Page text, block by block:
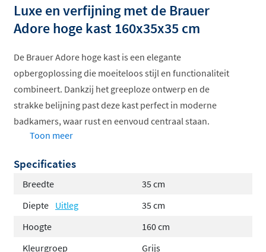
Luxe en verfijning met de Brauer
Adore hoge kast 160x35x35 cm
De Brauer Adore hoge kast is een elegante
opbergoplossing die moeiteloos stijl en functionaliteit
combineert. Dankzij het greeploze ontwerp en de
strakke belijning past deze kast perfect in moderne
badkamers, waar rust en eenvoud centraal staan.
De Adore-serie is namelijk verkrijgbaar in twee
hoogwaardige uitvoeringen:
MFC (melamine-faced chipboard):
Toon meer
Specificaties
Breedte
35 cm
Diepte Uitleg
35 cm
Hoogte
160 cm
Kleurgroep
Grijs